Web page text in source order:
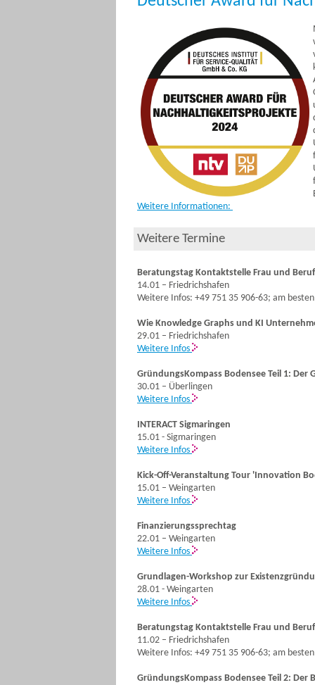
Weitere Informationen:
Weitere Termine
Beratungstag Kontaktstelle Frau und Beruf
14.01 – Friedrichshafen
Weitere Infos: +49 751 35 906-63; am
Wie Knowledge Graphs und KI
29.01 – Friedrichshafen
Weitere Infos
GründungsKompass Bodensee Teil 1: Der
30.01 – Überlingen
Weitere Infos
INTERACT Sigmaringen
15.01 - Sigmaringen
Weitere Infos
Kick-Off-Veranstaltung Tour 'Innovation
15.01 – Weingarten
Weitere Infos
Finanzierungssprechtag
22.01 – Weingarten
Weitere Infos
Grundlagen-Workshop zur
28.01 - Weingarten
Weitere Infos
Beratungstag Kontaktstelle Frau und Beruf
11.02 – Friedrichshafen
Weitere Infos: +49 751 35 906-63; am
GründungsKompass Bodensee Teil 2: Der